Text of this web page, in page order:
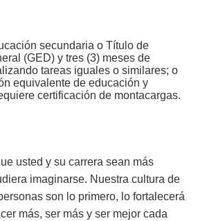
secundaria o Título de
(GED) y tres (3) meses de
tareas iguales o similares; o
equivalente de educación y
certificación de montacargas.
usted y su carrera sean más
imaginarse. Nuestra cultura de
son lo primero, lo fortalecerá
más, ser más y ser mejor cada